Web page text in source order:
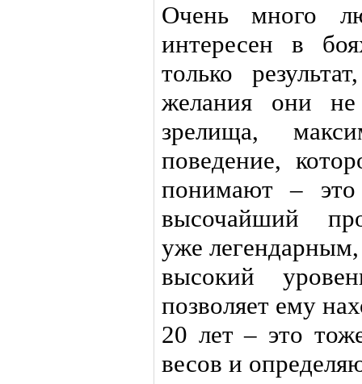
Очень много
интересен в
только
желания они
зрелища,
поведение,
понимают –
высочайший
уже
высокий
позволяет ему
20 лет – это
весов и